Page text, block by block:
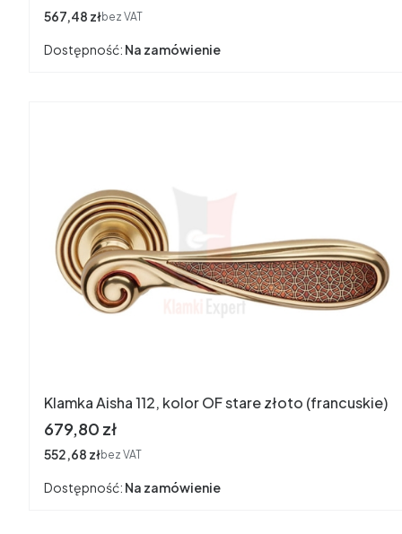
Cena
567,48 złbez VAT
Dostępność: Na zamówienie
Klamka Aisha 112, kolor OF stare złoto (francuskie)
Cena
679,80 zł
Cena
552,68 złbez VAT
Dostępność: Na zamówienie